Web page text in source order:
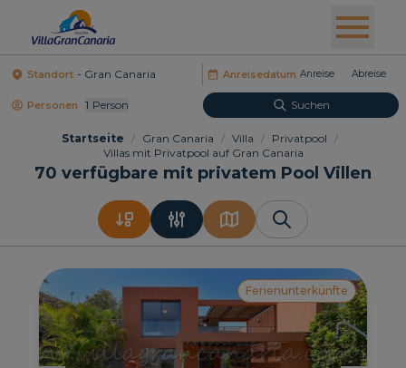
Standort Anreisedatum
Personen 1 Person Suchen
Startseite / Gran Canaria / Villa / Privatpool /
Villas mit Privatpool auf Gran Canaria
70 verfügbare mit privatem Pool Villen
Ferienunterkünfte